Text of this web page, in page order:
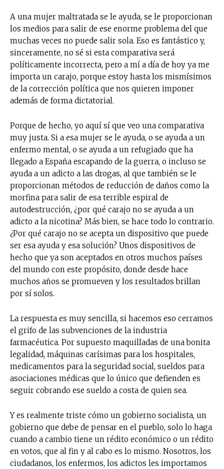
A una mujer maltratada se le ayuda, se le proporcionan
los medios para salir de ese enorme problema del que
muchas veces no puede salir sola. Eso es fantástico y,
sinceramente, no sé si esta comparativa será
políticamente incorrecta, pero a mí a día de hoy ya me
importa un carajo, porque estoy hasta los mismísimos
de la corrección política que nos quieren imponer
además de forma dictatorial.
Porque de hecho, yo aquí sí que veo una comparativa
muy justa. Si a esa mujer se le ayuda, o se ayuda a un
enfermo mental, o se ayuda a un refugiado que ha
llegado a España escapando de la guerra, o incluso se
ayuda a un adicto a las drogas, al que también se le
proporcionan métodos de reducción de daños como la
morfina para salir de esa terrible espiral de
autodestrucción, ¿por qué carajo no se ayuda a un
adicto a la nicotina? Más bien, se hace todo lo contrario.
¿Por qué carajo no se acepta un dispositivo que puede
ser esa ayuda y esa solución? Unos dispositivos de
hecho que ya son aceptados en otros muchos países
del mundo con este propósito, donde desde hace
muchos años se promueven y los resultados brillan
por sí solos.
La respuesta es muy sencilla, si hacemos eso cerramos
el grifo de las subvenciones de la industria
farmacéutica. Por supuesto maquilladas de una bonita
legalidad, máquinas carísimas para los hospitales,
medicamentos para la seguridad social, sueldos para
asociaciones médicas que lo único que defienden es
seguir cobrando ese sueldo a costa de quien sea.
Y es realmente triste cómo un gobierno socialista, un
gobierno que debe de pensar en el pueblo, solo lo haga
cuando a cambio tiene un rédito económico o un rédito
en votos, que al fin y al cabo es lo mismo. Nosotros, los
ciudadanos, los enfermos, los adictos les importamos